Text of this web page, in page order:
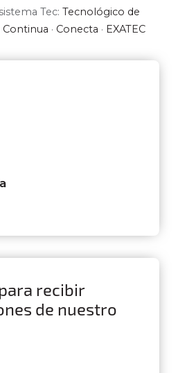
Tec: Tecnológico de
Continua · Conecta · EXATEC
recibir
de nuestro